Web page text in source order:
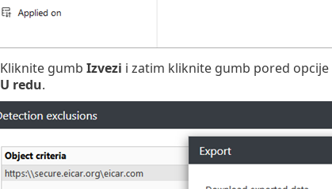
Kliknite gumb Izvezi i zatim kliknite gumb pored opcije
U redu.